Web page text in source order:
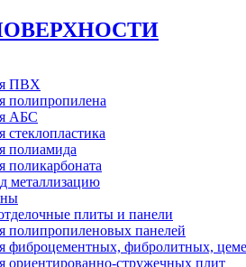
ПВХ
АБС
полиамида
металлизацию
плиты и панели
панелей
фибролитных,
стружечных плит